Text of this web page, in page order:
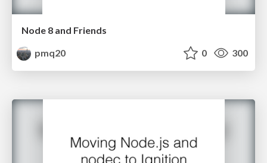
Node 8 and Friends
pmq20
0 300